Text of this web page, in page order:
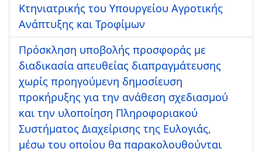
Κτηνιατρικής του Υπουργείου Αγροτικής
Ανάπτυξης και Τροφίμων
Πρόσκληση υποβολής προσφοράς με
διαδικασία απευθείας διαπραγμάτευσης
χωρίς προηγούμενη δημοσίευση
προκήρυξης για την ανάθεση σχεδιασμού
και την υλοποίηση Πληροφοριακού
Συστήματος Διαχείρισης της Ευλογιάς,
μέσω του οποίου θα παρακολουθούνται